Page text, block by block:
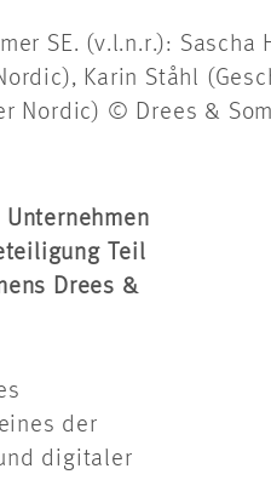
SE. (v.l.n.r.):
Karin Ståhl
Nordic) © Drees &
Teil
Drees &
der
digitaler